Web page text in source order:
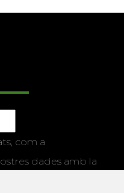
com a
dades amb la
subscripció i